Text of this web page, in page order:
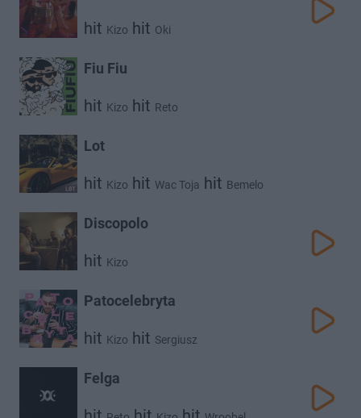
hit Kizo hit Oki
Fiu Fiu
hit Kizo hit Reto
Lot
hit Kizo hit Wac Toja hit Bemelo
Discopolo
hit Kizo
Patocelebryta
hit Kizo hit Sergiusz
Felga